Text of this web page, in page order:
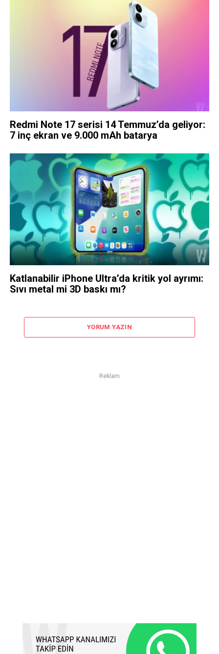
Redmi Note 17 serisi 14 Temmuz’da geliyor:
7 inç ekran ve 9.000 mAh batarya
Katlanabilir iPhone Ultra’da kritik yol ayrımı:
Sıvı metal mi 3D baskı mı?
YORUM YAZIN
Reklam